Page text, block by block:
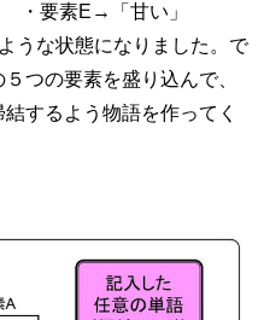
要素E→「甘い」
うな状態になりました。で
つの要素を盛り込んで、
するよう物語を作ってく